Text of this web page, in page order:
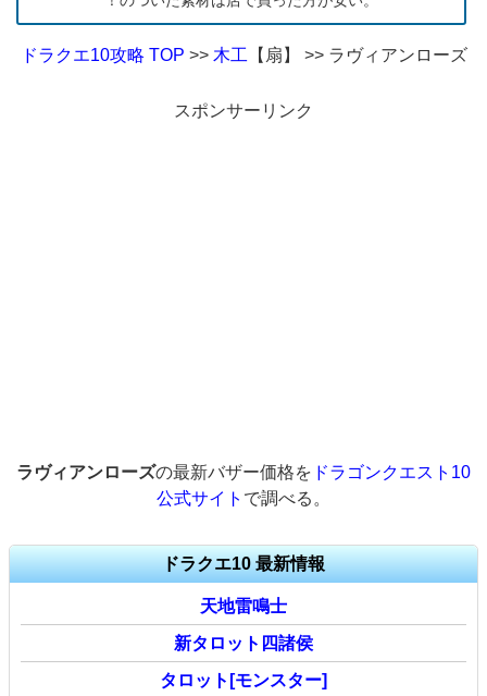
ドラクエ10攻略 TOP >> 木工【扇】 >> ラヴィアンローズ
スポンサーリンク
ラヴィアンローズの最新バザー価格を ドラゴンクエスト10
公式サイト で調べる。
ドラクエ10 最新情報
天地雷鳴士
新タロット四諸侯
タロット[モンスター]